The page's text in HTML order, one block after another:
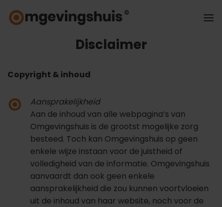
naar
Disclaimer
Copyright & inhoud
Aansprakelijkheid
Aan de inhoud van alle webpagina’s van
Omgevingshuis is de grootst mogelijke zorg
besteed. Toch kan Omgevingshuis op geen
enkele wijze instaan voor de juistheid of
volledigheid van de informatie. Omgevingshuis
aanvaardt dan ook geen enkele
aansprakelijkheid die zou kunnen voortvloeien
uit de inhoud van haar website, noch voor de